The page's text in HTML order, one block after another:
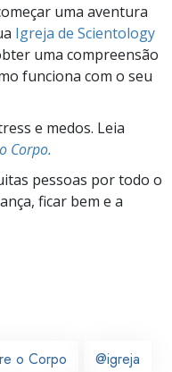
uma aventura
Igreja de Scientology
uma compreensão
funciona com o seu
e medos. Leia
Corpo.
pessoas por todo o
ficar bem e a
o Corpo @igreja